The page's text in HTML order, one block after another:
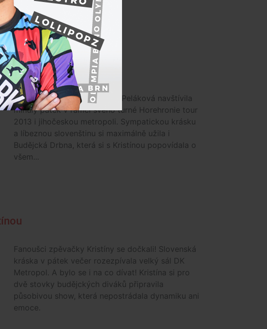
Slovenská zpěvačka Kristina Peláková navštívila
minulý pátek v rámci svého turné Horehronie tour
2013 i jihočeskou metropoli. Sympatickou krásku
a líbeznou slovenštinu si maximálně užila i
Budějcká Drbna, která si s Kristínou popovídala o
všem...
Fanoušci zpěvačky Kristíny se dočkali! Slovenská
kráska v pátek večer rozezpívala velký sál DK
Metropol. A bylo se i na co dívat! Kristína si pro
dvě stovky budějckých diváků připravila
působivou show, která nepostrádala dynamiku ani
emoce.